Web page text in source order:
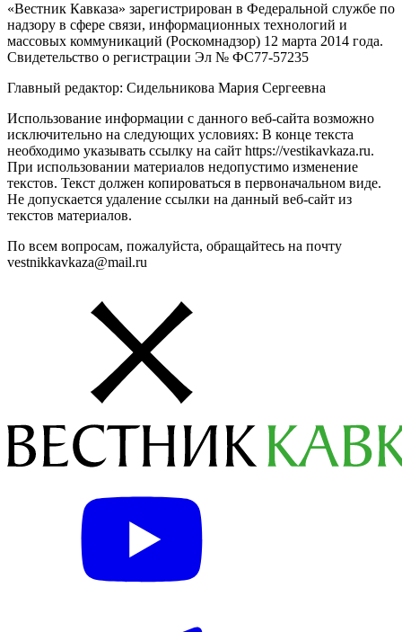
«Вестник Кавказа» зарегистрирован в Федеральной службе по
надзору в сфере связи, информационных технологий и
массовых коммуникаций (Роскомнадзор) 12 марта 2014 года.
Свидетельство о регистрации Эл № ФС77-57235
Главный редактор: Сидельникова Мария Сергеевна
Использование информации с данного веб-сайта возможно
исключительно на следующих условиях: В конце текста
необходимо указывать ссылку на сайт https://vestikavkaza.ru.
При использовании материалов недопустимо изменение
текстов. Текст должен копироваться в первоначальном виде.
Не допускается удаление ссылки на данный веб-сайт из
текстов материалов.
По всем вопросам, пожалуйста, обращайтесь на почту
vestnikkavkaza@mail.ru